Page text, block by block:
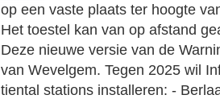
op een vaste plaats ter hoogte
Het toestel kan van op afstand
Deze nieuwe versie van de
van Wevelgem. Tegen 2025 wil
tiental stations installeren: -